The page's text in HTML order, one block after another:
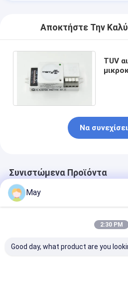
Αποκτήστε Την
TUV
Να συνεχίσει
Συνιστώμενα Προϊόντα
May
2:30 PM
Good day, what product are you